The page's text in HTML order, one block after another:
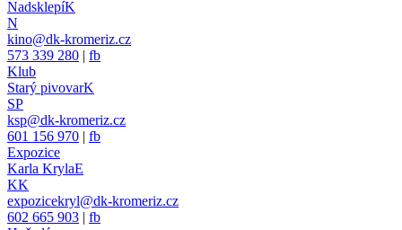
NadsklepíK
N
kino@dk-kromeriz.cz
573 339 280 | fb
Klub
Starý pivovarK
SP
ksp@dk-kromeriz.cz
601 156 970 | fb
Expozice
Karla KrylaE
KK
expozicekryl@dk-kromeriz.cz
602 665 903 | fb